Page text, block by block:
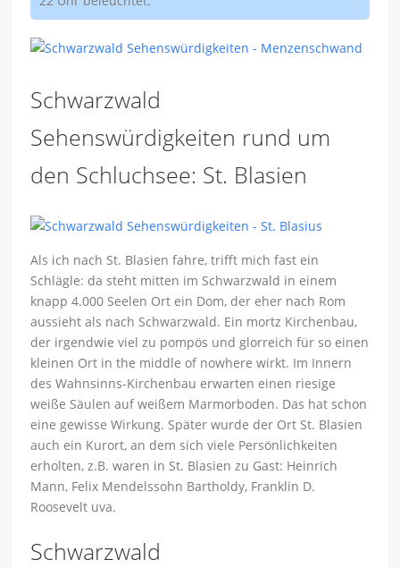
Schwarzwald
Sehenswürdigkeiten rund um
den Schluchsee: St. Blasien
Als ich nach St. Blasien fahre, trifft mich fast ein
Schlägle: da steht mitten im Schwarzwald in einem
knapp 4.000 Seelen Ort ein Dom, der eher nach Rom
aussieht als nach Schwarzwald. Ein mortz Kirchenbau,
der irgendwie viel zu pompös und glorreich für so einen
kleinen Ort in the middle of nowhere wirkt. Im Innern
des Wahnsinns-Kirchenbau erwarten einen riesige
weiße Säulen auf weißem Marmorboden. Das hat schon
eine gewisse Wirkung. Später wurde der Ort St. Blasien
auch ein Kurort, an dem sich viele Persönlichkeiten
erholten, z.B. waren in St. Blasien zu Gast: Heinrich
Mann, Felix Mendelssohn Bartholdy, Franklin D.
Roosevelt uva.
Schwarzwald